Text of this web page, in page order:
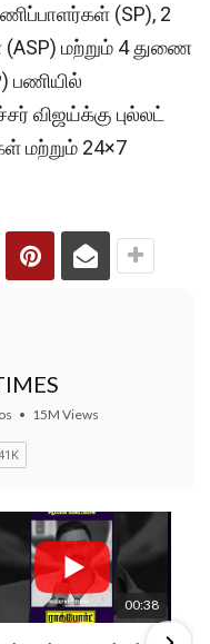
(SP), 2
மற்றும் 4 துணை
பணியில்
விஜய்க்கு புல்லட்
மற்றும் 24×7
• 15M Views
00:38